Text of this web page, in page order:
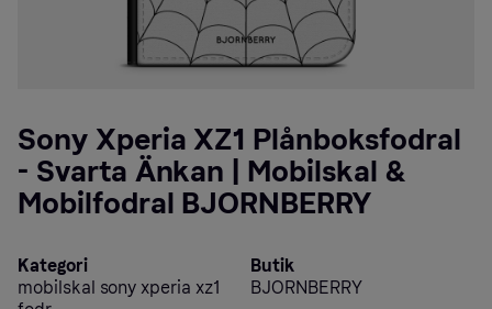
Sony Xperia XZ1 Plånboksfodral
- Svarta Änkan | Mobilskal &
Mobilfodral BJORNBERRY
Kategori
mobilskal sony xperia xz1
Butik
BJORNBERRY